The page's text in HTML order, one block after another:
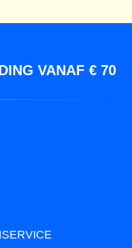
VANAF € 70